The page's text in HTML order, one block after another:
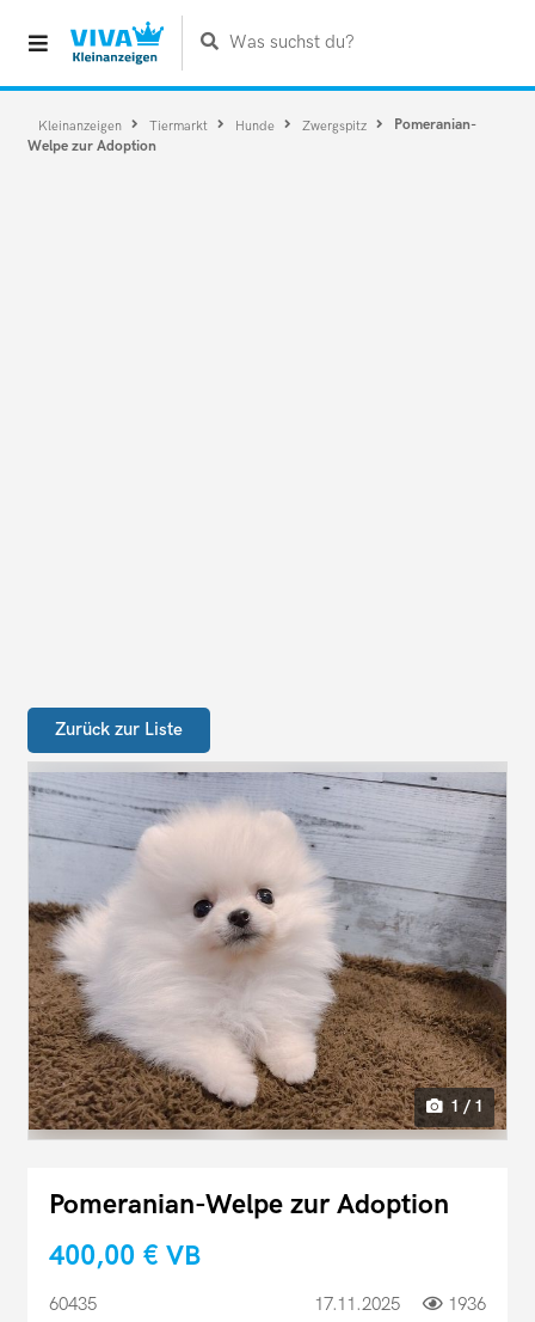
Was suchst du?
Kleinanzeigen Tiermarkt Hunde Zwergspitz
Pomeranian-
Welpe zur Adoption
Zurück zur Liste
1 / 1
Pomeranian-Welpe zur Adoption
400,00 € VB
60435 17.11.2025 1936